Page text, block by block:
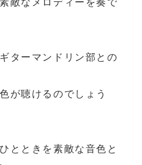
敵なメロディーを奏で
ターマンドリン部との
が聴けるのでしょう
とときを素敵な音色と